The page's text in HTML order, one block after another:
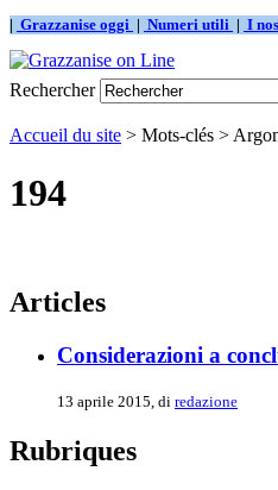
| Grazzanise oggi | Numeri utili | I
Rechercher
Accueil du site > Mots-clés >
194
Articles
Considerazioni a
13 aprile 2015, di redazione
Rubriques